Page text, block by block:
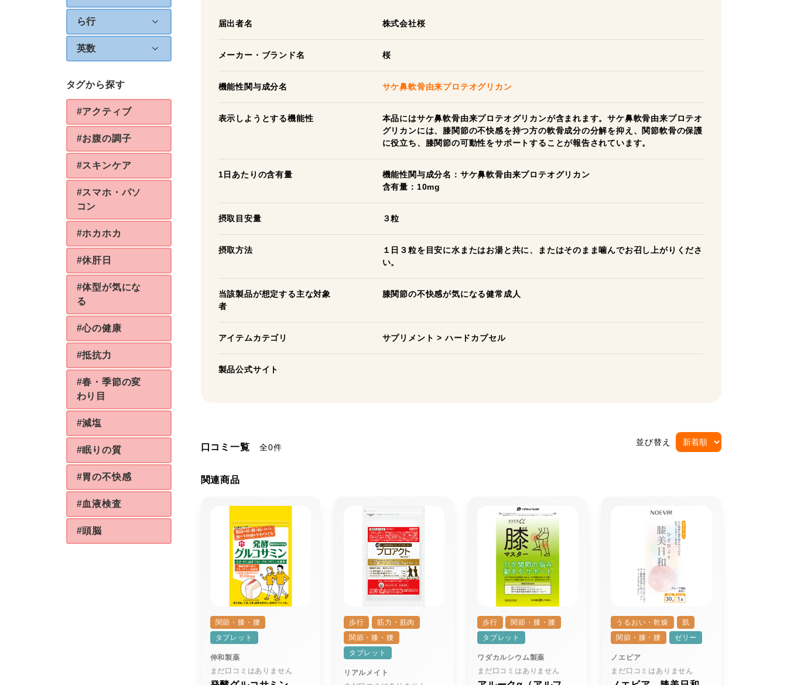
ら行
英数
タグから探す
#アクティブ
#お腹の調子
#スキンケア
#スマホ・パソ
コン
#ホカホカ
#休肝日
#体型が気にな
る
#心の健康
#抵抗力
#春・季節の変
わり目
#減塩
#眠りの質
#胃の不快感
#血液検査
#頭脳
届出者名 株式会社桜
メーカー・ブランド名 桜
機能性関与成分名 サケ鼻軟骨由来プロテオグリカン
表示しようとする機能性
本品にはサケ鼻軟骨由来プロテオグリカンが含まれます。サケ鼻軟骨由来プロテオ
グリカンには、膝関節の不快感を持つ方の軟骨成分の分解を抑え、関節軟骨の保護
に役立ち、膝関節の可動性をサポートすることが報告されています。
1日あたりの含有量
機能性関与成分名：サケ鼻軟骨由来プロテオグリカン
含有量：10mg
摂取目安量 ３粒
摂取方法
１日３粒を目安に水またはお湯と共に、またはそのまま噛んでお召し上がりくださ
い。
当該製品が想定する主な対象
者
膝関節の不快感が気になる健常成人
アイテムカテゴリ サプリメント >ハードカプセル
製品公式サイト
口コミ一覧 全0件
並び替え
関連商品
関節・膝・腰
タブレット
伸和製薬
まだ口コミはありません
歩行
筋力・筋肉
関節・膝・腰
タブレット
リアルメイト
歩行
関節・膝・腰
タブレット
ワダカルシウム製薬
まだ口コミはありません
うるおい・乾燥
肌
関節・膝・腰
ゼリー
ノエビア
まだ口コミはありません